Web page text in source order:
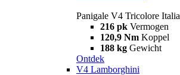
Panigale V4 Tricolore Italia
216 pk Vermogen
120,9 Nm Koppel
188 kg Gewicht
Ontdek
V4 Lamborghini